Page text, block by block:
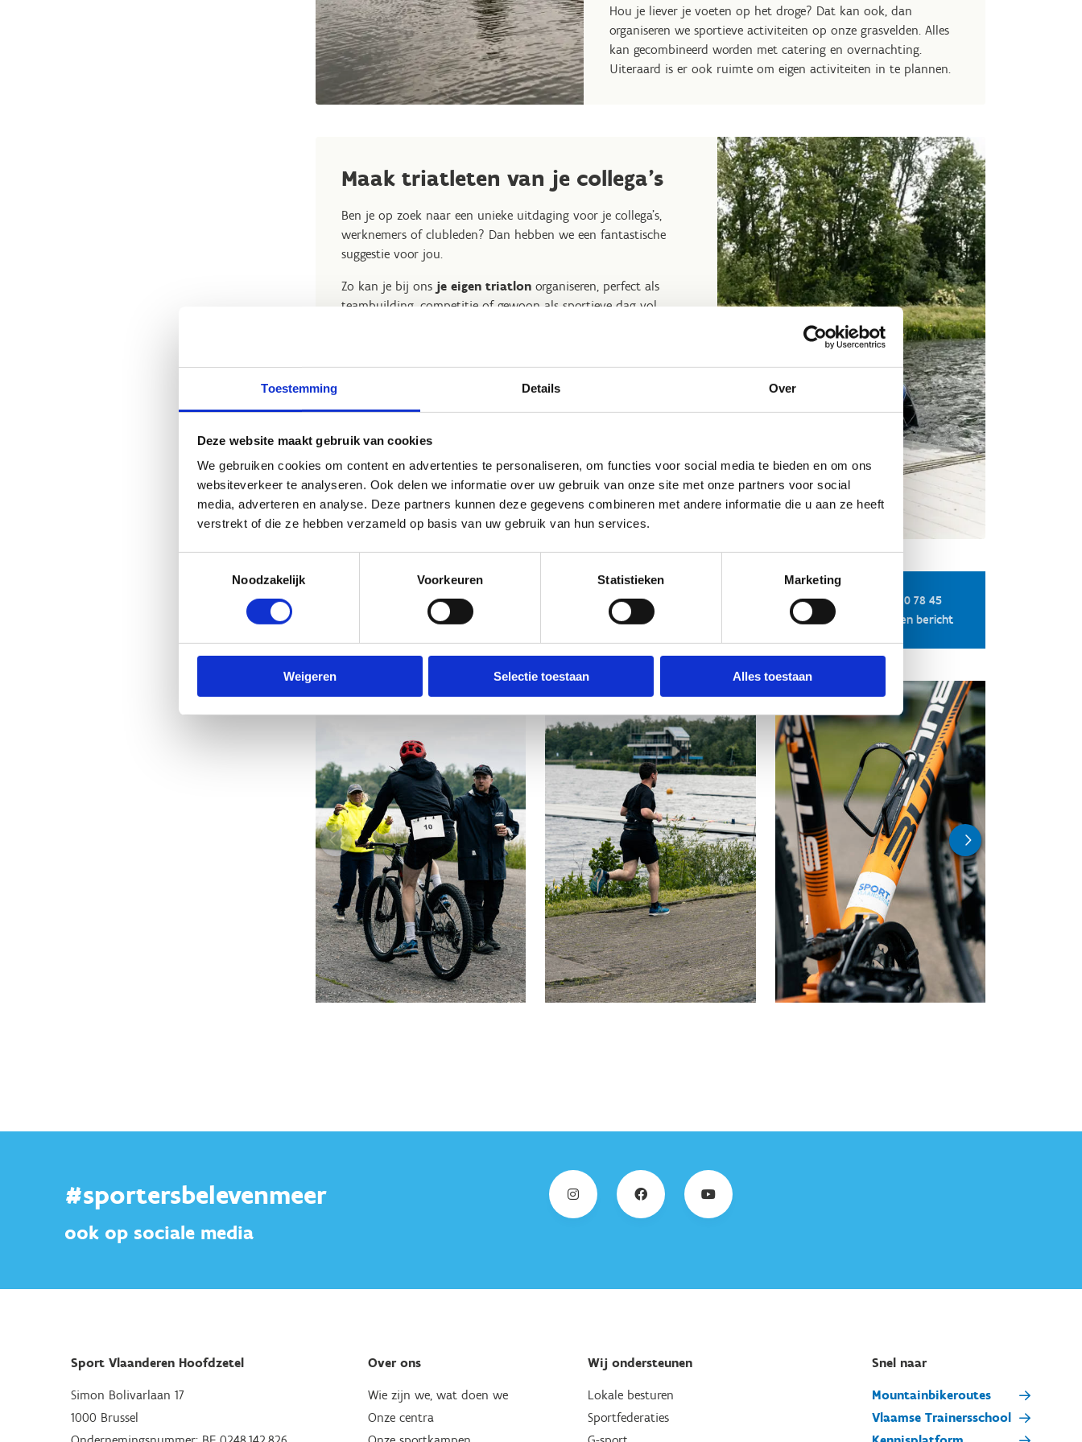
Toestemming Details Over
Deze website maakt gebruik van cookies
We gebruiken cookies om content en advertenties te personaliseren, om functies voor social media te bieden en om ons
websiteverkeer te analyseren. Ook delen we informatie over uw gebruik van onze site met onze partners voor social
media, adverteren en analyse. Deze partners kunnen deze gegevens combineren met andere informatie die u aan ze heeft
verstrekt of die ze hebben verzameld op basis van uw gebruik van hun services.
Noodzakelijk
Voorkeuren Statistieken Marketing
Weigeren Selectie toestaan Alles toestaan
Hou je liever je voeten op het droge? Dat kan ook, dan
organiseren we sportieve activiteiten op onze grasvelden. Alles
kan gecombineerd worden met catering en overnachting.
Uiteraard is er ook ruimte om eigen activiteiten in te plannen.
Maak triatleten van je collega's
Ben je op zoek naar een unieke uitdaging voor je collega’s,
werknemers of clubleden? Dan hebben we een fantastische
suggestie voor jou.
Zo kan je bij ons je eigen triatlon organiseren, perfect als
teambuilding, competitie of gewoon als sportieve dag vol
neemt. In onze prachtige groene omgeving is het sowieso
genieten geblazen tijdens het sporten.
Ons centrum biedt alle faciliteiten en expertise om van jouw
teambuilding een succes te maken. We creëren unieke
gezonde dosis adrenaline.
Contacteer ons
+32 3 860 78 45
Stuur een bericht
#sportersbelevenmeer
ook op sociale media
Sport Vlaanderen Hoofdzetel
Simon Bolivarlaan 17
1000 Brussel
Over ons
Wie zijn we, wat doen we
Onze centra
Wij ondersteunen
Lokale besturen
Sportfederaties
Snel naar
Mountainbikeroutes
Vlaamse Trainersschool